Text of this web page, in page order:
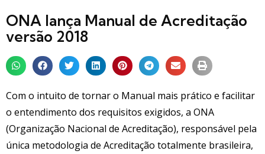
ONA lança Manual de Acreditação
versão 2018
Com o intuito de tornar o Manual mais prático e facilitar
o entendimento dos requisitos exigidos, a ONA
(Organização Nacional de Acreditação), responsável pela
única metodologia de Acreditação totalmente brasileira,